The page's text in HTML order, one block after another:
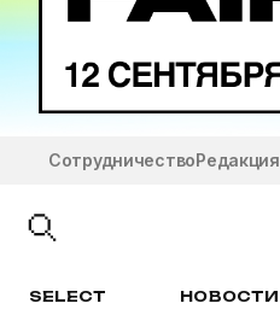
СотрудничествоРедакция
SELECT НОВОСТИ